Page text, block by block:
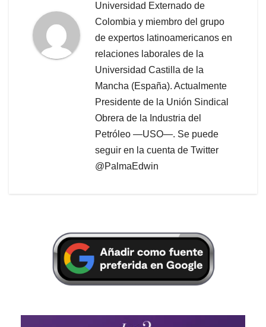
Universidad Externado de
Colombia y miembro del grupo
de expertos latinoamericanos en
relaciones laborales de la
Universidad Castilla de la
Mancha (España). Actualmente
Presidente de la Unión Sindical
Obrera de la Industria del
Petróleo —USO—. Se puede
seguir en la cuenta de Twitter
@PalmaEdwin